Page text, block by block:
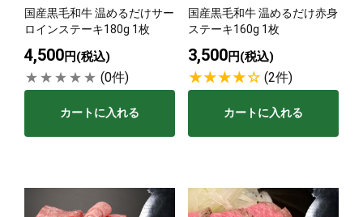
国産黒毛和牛 温めるだけサー
ロインステーキ180g 1枚
4,500円(税込)
(0件)
カートに入れる
国産黒毛和牛 温めるだけ赤身
ステーキ160g 1枚
3,500円(税込)
(2件)
カートに入れる